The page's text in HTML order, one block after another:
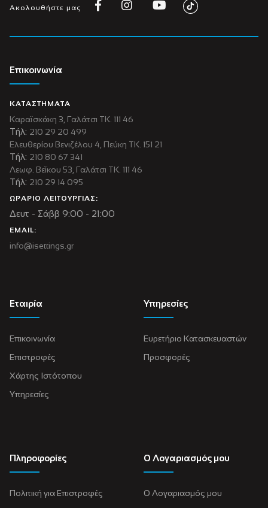
Ακολουθήστε μας
Επικοινωνία
ΚΑΤΑΣΤΗΜΑΤΑ
Καραϊσκάκη 3, Γαλάτσι ΤΚ. 111 46
Τήλ: 210 29 20 499
Ελευθερίου Βενιζέλου 4, Πεύκη ΤΚ. 151 21
Τήλ: 210 80 67 341
Λεωφ. Βεΐκου 53, Γαλάτσι ΤΚ. 111 46
Τήλ: 210 29 14 095
ΩΡΑΡΙΟ ΛΕΙΤΟΥΡΓΙΑΣ:
Δευτ - Σάββ 9:00 - 21:00
EMAIL:
info@isettings.gr
Εταιρία
Επικοινωνία
Επιστροφές
Χάρτης Ιστότοπου
Υπηρεσίες
Υπηρεσίες
Ευρετήριο Κατασκευαστών
Προσφορές
Πληροφορίες
Πολιτική για Eπιστροφές
Ο Λογαριασμός μου
Ο Λογαριασμός μου